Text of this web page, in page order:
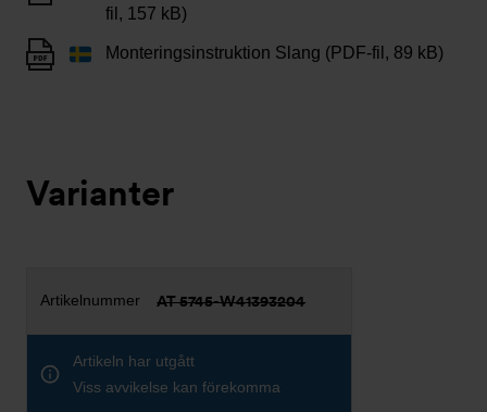
fil, 157 kB)
Monteringsinstruktion Slang (PDF-fil, 89 kB)
Varianter
AT 5745-W41393204
Artikeln har utgått
Viss avvikelse kan förekomma